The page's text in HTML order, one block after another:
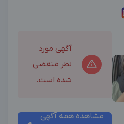
آگهی مورد
نظر منقضی
شده است.
مشاهده همه آگهی